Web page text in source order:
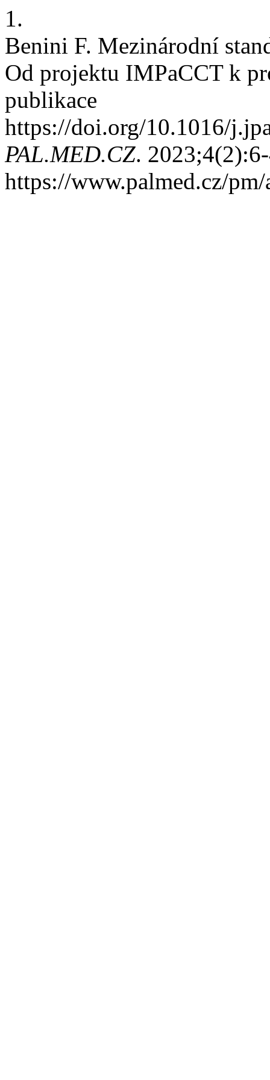
1.
Benini F. Mezinárodní
Od projektu IMPaCCT k
publikace
https://doi.org/10.1016/
PAL.MED.CZ.
https://www.palmed.cz/